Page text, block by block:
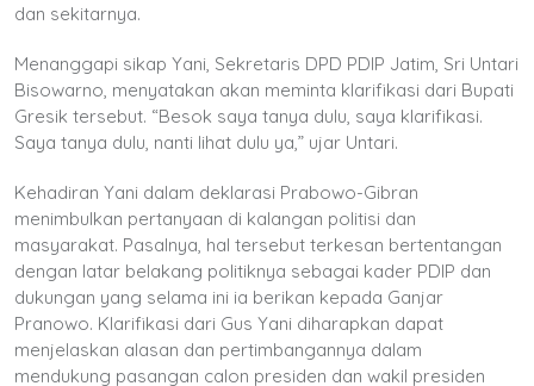
dan sekitarnya.
Menanggapi sikap Yani, Sekretaris DPD PDIP Jatim, Sri Untari
Bisowarno, menyatakan akan meminta klarifikasi dari Bupati
Gresik tersebut. “Besok saya tanya dulu, saya klarifikasi.
Saya tanya dulu, nanti lihat dulu ya,” ujar Untari.
Kehadiran Yani dalam deklarasi Prabowo-Gibran
menimbulkan pertanyaan di kalangan politisi dan
masyarakat. Pasalnya, hal tersebut terkesan bertentangan
dengan latar belakang politiknya sebagai kader PDIP dan
dukungan yang selama ini ia berikan kepada Ganjar
Pranowo. Klarifikasi dari Gus Yani diharapkan dapat
menjelaskan alasan dan pertimbangannya dalam
mendukung pasangan calon presiden dan wakil presiden